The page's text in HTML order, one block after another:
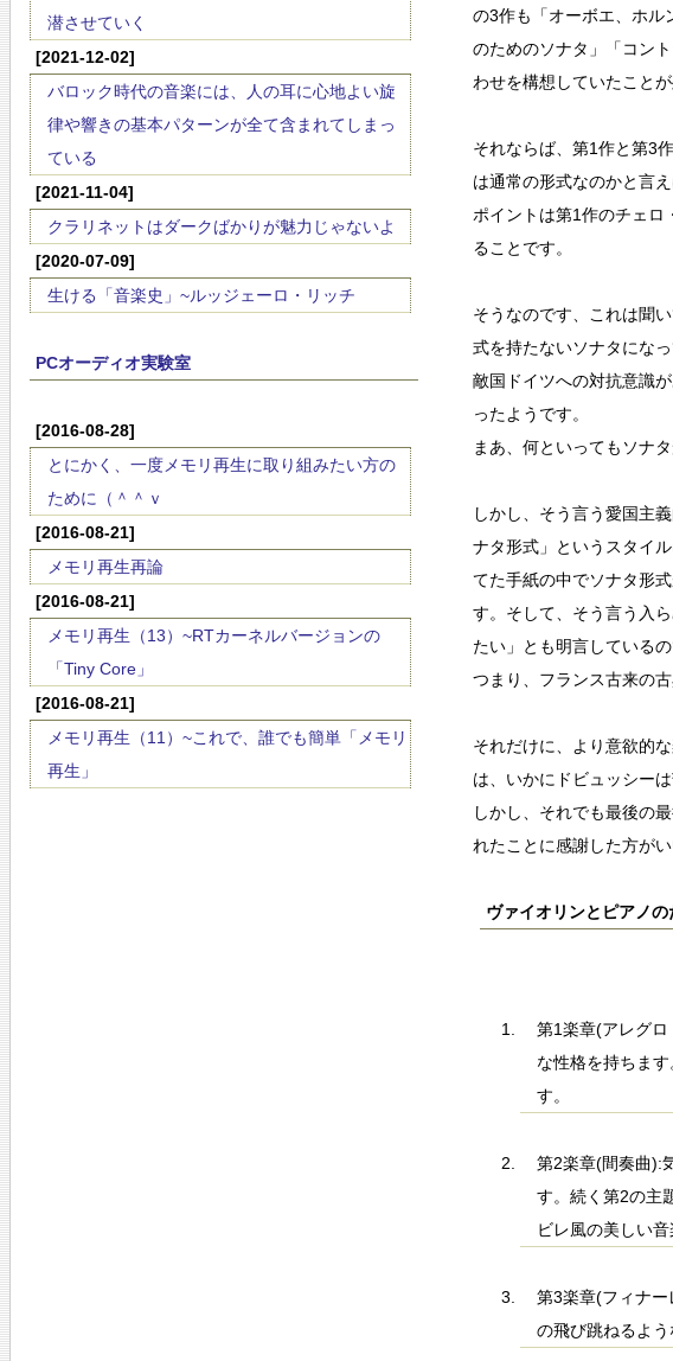
潜させていく
[2021-12-02]
バロック時代の音楽には、人の耳に心地よい旋
律や響きの基本パターンが全て含まれてしまっ
ている
[2021-11-04]
クラリネットはダークばかりが魅力じゃないよ
[2020-07-09]
生ける「音楽史」~ルッジェーロ・リッチ
PCオーディオ実験室
[2016-08-28]
とにかく、一度メモリ再生に取り組みたい方の
ために（＾＾ｖ
[2016-08-21]
メモリ再生再論
[2016-08-21]
メモリ再生（13）~RTカーネルバージョンの
「Tiny Core」
[2016-08-21]
メモリ再生（11）~これで、誰でも簡単「メモリ
再生」
の3作も「オーボエ、ホル
のためのソナタ」「コン
わせを構想していたこと
それならば、第1作と第3
は通常の形式なのかと言
ポイントは第1作のチェロ
ることです。
そうなのです、これは聞
式を持たないソナタにな
敵国ドイツへの対抗意識
ったようです。
まあ、何といってもソナ
しかし、そう言う愛国主
ナタ形式」というスタイ
てた手紙の中でソナタ形
す。そして、そう言う入
たい」とも明言しているの
つまり、フランス古来の
それだけに、より意欲的
は、いかにドビュッシー
しかし、それでも最後の
れたことに感謝した方が
ヴァイオリンとピアノの
第1楽章(アレグ
な性格を持ちま
す。
第2楽章(間奏曲):
す。続く第2の主
ビレ風の美しい音
第3楽章(フィナ
の飛び跳ねるよ